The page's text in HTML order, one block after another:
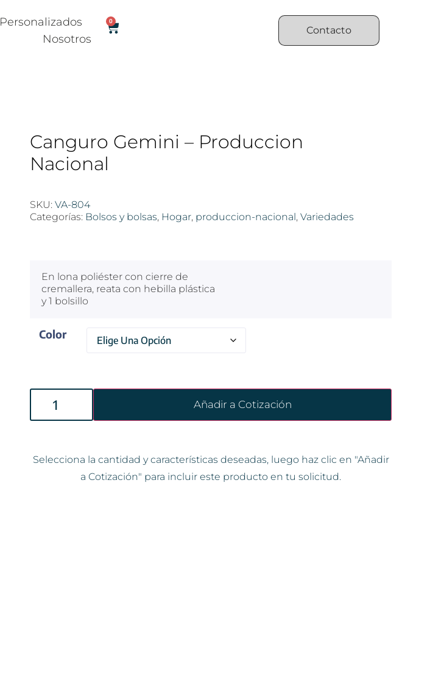
Personalizados
Nosotros
0
Contacto
Canguro Gemini – Produccion
Nacional
SKU: VA-804
Categorías: Bolsos y bolsas, Hogar, produccion-nacional , Variedades
En lona poliéster con cierre de
cremallera, reata con hebilla plástica
y 1 bolsillo
Color
Añadir a Cotización
Selecciona la cantidad y características deseadas, luego haz clic en "Añadir
a Cotización" para incluir este producto en tu solicitud.